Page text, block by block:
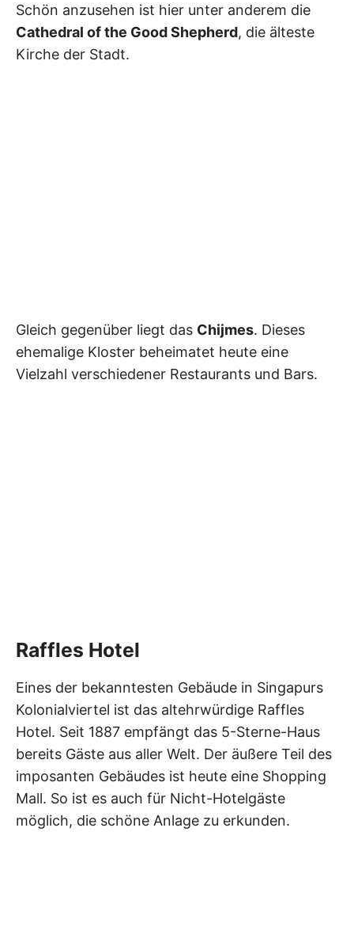
Schön anzusehen ist hier unter anderem die
Cathedral of the Good Shepherd, die älteste
Kirche der Stadt.
Gleich gegenüber liegt das Chijmes. Dieses
ehemalige Kloster beheimatet heute eine
Vielzahl verschiedener Restaurants und Bars.
Raffles Hotel
Eines der bekanntesten Gebäude in Singapurs
Kolonialviertel ist das altehrwürdige Raffles
Hotel. Seit 1887 empfängt das 5-Sterne-Haus
bereits Gäste aus aller Welt. Der äußere Teil des
imposanten Gebäudes ist heute eine Shopping
Mall. So ist es auch für Nicht-Hotelgäste
möglich, die schöne Anlage zu erkunden.